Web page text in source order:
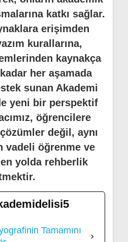
katkı sağlar.
erişimden
kurallarına,
kaynakça
her aşamada
sunan Akademi
yeni bir perspektif
öğrencilere
değil, aynı
vadeli öğrenme ve
yolda rehberlik
Tamamını